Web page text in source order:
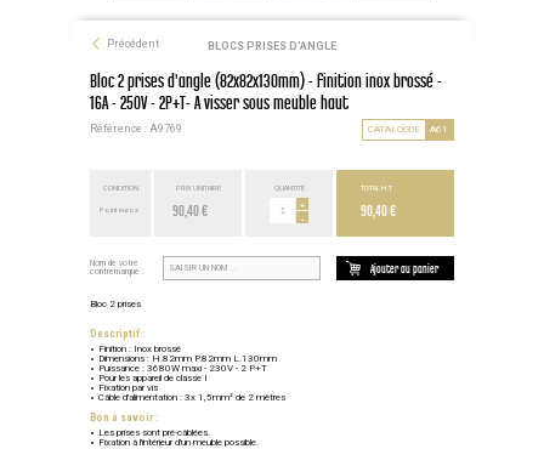
Précédent BLOCS PRISES D'ANGLE
Bloc 2 prises d'angle (82x82x130mm) - finition inox brossé -
16A - 250V - 2P+T- A visser sous meuble haut
Référence : A9769 CATALOGUE A61
CONDITION
Point euros
PRIX UNITAIRE
90,40 €
QUANTITÉ
+
-
TOTAL H.T.
90,40 €
Nom de votre
contremarque :
Ajouter au panier
Bloc 2 prises
Descriptif :
Finition : Inox brossé
Dimensions : H.82mm P.82mm L.130mm
Puissance : 3680W maxi - 230V - 2 P+T
Pour les appareil de classe I
Fixation par vis
Câble d'alimentation : 3x 1,5mm² de 2 mètres
Bon à savoir :
Les prises sont pré-câblées.
Fixation à l'intérieur d'un meuble possible.